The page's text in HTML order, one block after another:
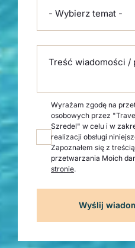
- Wybierz temat -
Treść wiadomości /
Wyrażam zgodę na
osobowych przez
Szredel" w celu i w
realizacji obsługi
Zapoznałem się z
przetwarzania Moich
stronie.